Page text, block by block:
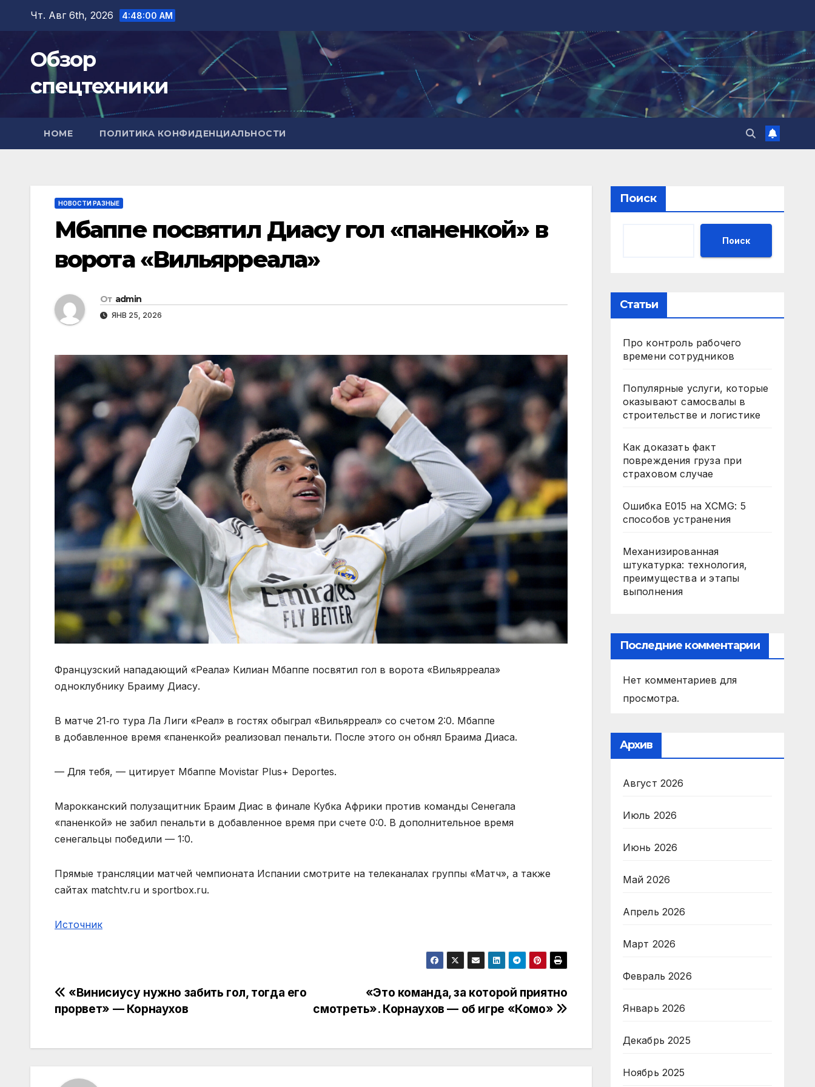
Перейти
содержимому
Чт. Авг 6th, 2026 4:48:01 AM
Обзор
спецтехники
HOME ПОЛИТИКА КОНФИДЕНЦИАЛЬНОСТИ
НОВОСТИ РАЗНЫЕ
Мбаппе посвятил Диасу гол «паненкой» в
ворота «Вильярреала»
От admin
ЯНВ 25, 2026
Французский нападающий «Реала» Килиан Мбаппе посвятил гол в ворота «Вильярреала»
одноклубнику Браиму Диасу.
В матче 21‑го тура Ла Лиги «Реал» в гостях обыграл «Вильярреал» со счетом 2:0. Мбаппе
в добавленное время «паненкой» реализовал пенальти. После этого он обнял Браима Диаса.
— Для тебя, — цитирует Мбаппе Movistar Plus+ Deportes.
Марокканский полузащитник Браим Диас в финале Кубка Африки против команды Сенегала
«паненкой» не забил пенальти в добавленное время при счете 0:0. В дополнительное время
сенегальцы победили — 1:0.
Прямые трансляции матчей чемпионата Испании смотрите на телеканалах группы «Матч», а также
сайтах matchtv.ru и sportbox.ru.
Источник
Навигация
по
записям
«Это команда, за которой приятно
смотреть». Корнаухов — об игре «Комо»
«Винисиусу нужно забить гол, тогда его
прорвет» — Корнаухов
Поиск
Поиск
Статьи
Про контроль рабочего
времени сотрудников
Популярные услуги, которые
оказывают самосвалы в
строительстве и логистике
Как доказать факт
повреждения груза при
страховом случае
Ошибка E015 на XCMG: 5
способов устранения
Механизированная
штукатурка: технология,
преимущества и этапы
выполнения
Последние комментарии
Нет комментариев для
просмотра.
Архив
Август 2026
Июль 2026
Июнь 2026
Май 2026
Апрель 2026
Март 2026
Февраль 2026
Январь 2026
Декабрь 2025
Ноябрь 2025